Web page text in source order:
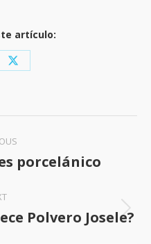
artículo:
Share
X
porcelánico
Polvero Josele?